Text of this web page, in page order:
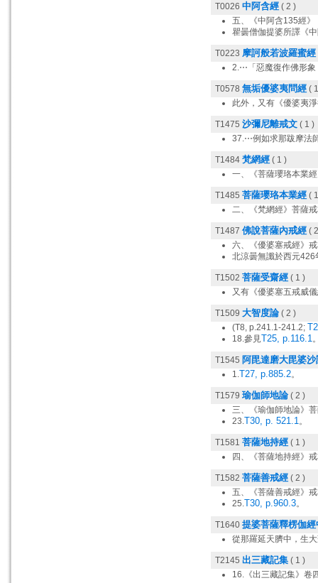
T0026 中阿含經 ( 2 )
五、《中阿含135經
瞿曇僧伽提婆所譯《
T0223 摩訶般若波羅蜜經
2.⋯「惡魔復作佛形象
T0578 無垢優婆夷問經 (
此外，又有《優婆夷
T1475 沙彌尼離戒文 ( 1 )
37.⋯例如求那跋摩法
T1484 梵網經 ( 1 )
一、《菩薩瓔珞本業
T1485 菩薩瓔珞本業經 (
二、《梵網經》菩薩
T1487 佛說菩薩內戒經 (
六、《優婆塞戒經》
北涼曇無讖於西元426
T1502 菩薩受齋經 ( 1 )
又有《優婆塞五戒威
T1509 大智度論 ( 2 )
(T8, p.241.1-241.2;
18.參見T25, p.116.1
T1545 阿毘達磨大毘婆沙
1.T27, p.885.2。
T1579 瑜伽師地論 ( 2 )
三、《瑜伽師地論》
23.T30, p. 521.1。
T1581 菩薩地持經 ( 1 )
四、《菩薩地持經》
T1582 菩薩善戒經 ( 2 )
五、《菩薩善戒經》
25.T30, p.960.3。
T1640 提婆菩薩釋楞伽
從那羅延天臍中，生
T2145 出三藏記集 ( 1 )
16.《出三藏記集》卷